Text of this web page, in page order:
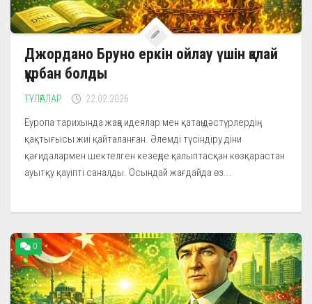
Джордано Бруно еркін ойлау үшін қалай
құрбан болды
ТҰЛҒАЛАР 22.02.2026
Еуропа тарихында жаңа идеялар мен қатаң дәстүрлердің
қақтығысы жиі қайталанған. Әлемді түсіндіру діни
қағидалармен шектелген кезеңде қалыптасқан көзқарастан
ауытқу қауіпті саналды. Осындай жағдайда өз...
0